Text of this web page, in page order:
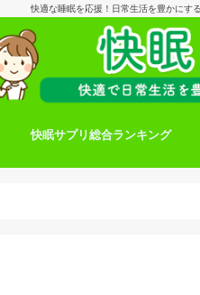
快適な睡眠を応援！日常生活を豊かにす
快眠サプリ総合ランキング